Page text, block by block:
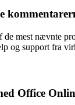
mest nævnte
og support fra
Office